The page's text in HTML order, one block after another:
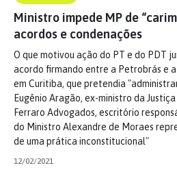
Ministro impede MP de
acordos e condenações
O que motivou ação do PT e do PDT
acordo firmando entre a Petrobrás e
em Curitiba, que pretendia
Eugênio Aragão, ex-ministro da
Ferraro Advogados, escritório
do Ministro Alexandre de Moraes
de uma prática inconstitucional"
12/02/2021